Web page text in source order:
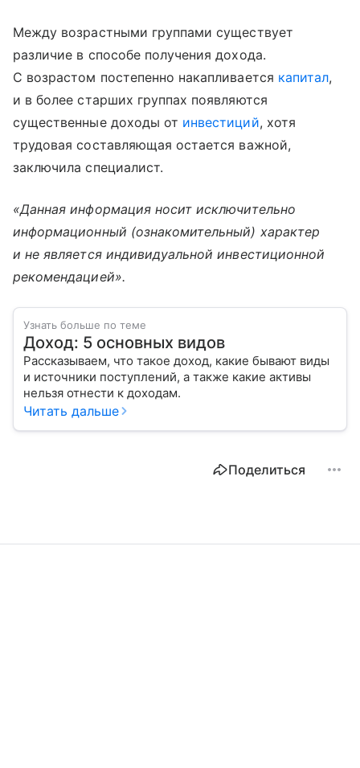
Между возрастными группами существует
различие в способе получения дохода.
С возрастом постепенно накапливается капитал,
и в более старших группах появляются
существенные доходы от инвестиций, хотя
трудовая составляющая остается важной,
заключила специалист.
«Данная информация носит исключительно
информационный (ознакомительный) характер
и не является индивидуальной инвестиционной
рекомендацией».
Узнать больше по теме
Доход: 5 основных видов
Рассказываем, что такое доход, какие бывают виды
и источники поступлений, а также какие активы
нельзя отнести к доходам.
Читать дальше
Поделиться